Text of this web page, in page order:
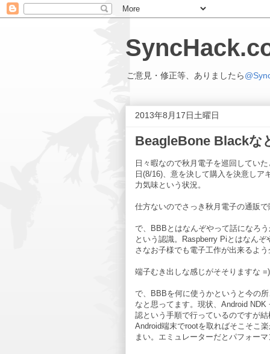
ご意見・修正等、ありましたら
2013年8月17日土曜日
BeagleBone Blackな
日々暇なので秋月電子を巡回してい
日(8/16)、意を決して購入を決意し
力気味という状況。
仕方ないのでさっき秋月電子の通販
で、BBBとはなんぞやって話になろ
という認識。Raspberry Piとはなん
さなお子様でも電子工作が出来るよ
端子むき出しな感じがそそりますな =)
で、BBBを何に使うかというと今の
なと思ってます。現状、Android
認という手順で行っているのですが
Android端末でrootを取ればそこそこ
まい。エミュレーターだとパフォー